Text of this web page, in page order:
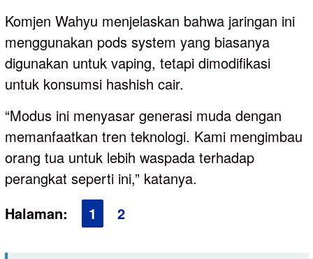
Komjen Wahyu menjelaskan bahwa jaringan ini
menggunakan pods system yang biasanya
digunakan untuk vaping, tetapi dimodifikasi
untuk konsumsi hashish cair.
“Modus ini menyasar generasi muda dengan
memanfaatkan tren teknologi. Kami mengimbau
orang tua untuk lebih waspada terhadap
perangkat seperti ini,” katanya.
Halaman:
1 2